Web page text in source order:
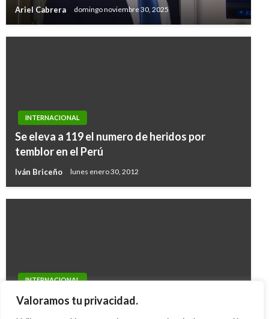
Valoramos tu privacidad.
Ariel Cabrera domingo noviembre 30, 2025
INTERNACIONAL
Se eleva a 119 el numero de heridos por
temblor en el Perú
Iván Briceño lunes enero 30, 2012
INTERNACIONAL
Naufrago que sobrevivió 16 meses a la deriva